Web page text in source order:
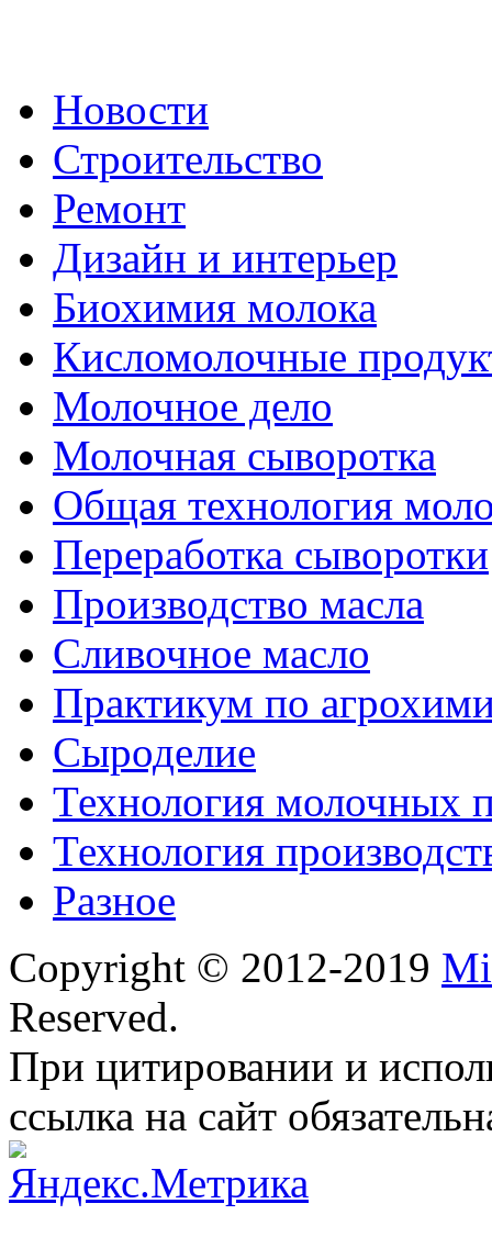
Новости
Строительство
Ремонт
Дизайн и интерьер
Биохимия молока
Кисломолочные
Молочное дело
Молочная сыворотка
Общая технология
Переработка сыворотки
Производство масла
Сливочное масло
Практикум по
Сыроделие
Технология молочных
Технология
Разное
Copyright © 2012-2019
Reserved.
При цитировании и
ссылка на сайт